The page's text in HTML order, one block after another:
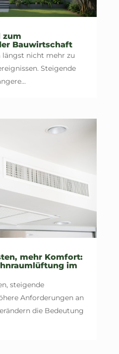
zum
Bauwirtschaft
längst nicht mehr zu
Steigende
mehr Komfort:
im
steigende
Anforderungen an
die Bedeutung